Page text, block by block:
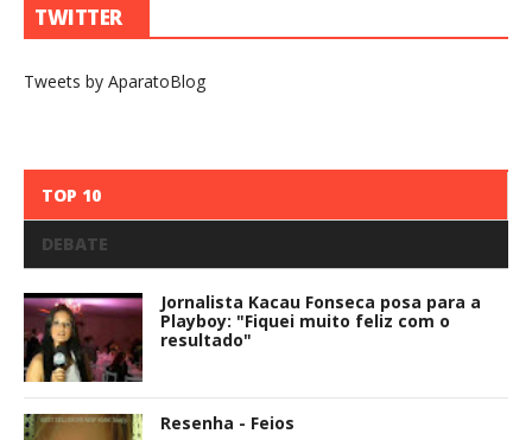
TWITTER
Tweets by AparatoBlog
TOP 10
DEBATE
Jornalista Kacau Fonseca posa para a
Playboy: "Fiquei muito feliz com o
resultado"
Resenha - Feios